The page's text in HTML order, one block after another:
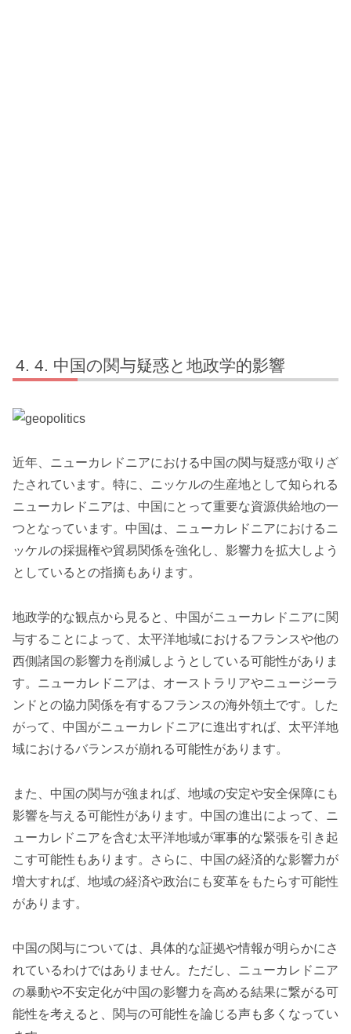
4. 中国の関与疑惑と地政学的影響
近年、ニューカレドニアにおける中国の関与疑惑が取りざ
たされています。特に、ニッケルの生産地として知られる
ニューカレドニアは、中国にとって重要な資源供給地の一
つとなっています。中国は、ニューカレドニアにおけるニ
ッケルの採掘権や貿易関係を強化し、影響力を拡大しよう
としているとの指摘もあります。
地政学的な観点から見ると、中国がニューカレドニアに関
与することによって、太平洋地域におけるフランスや他の
西側諸国の影響力を削減しようとしている可能性がありま
す。ニューカレドニアは、オーストラリアやニュージーラ
ンドとの協力関係を有するフランスの海外領土です。した
がって、中国がニューカレドニアに進出すれば、太平洋地
域におけるバランスが崩れる可能性があります。
また、中国の関与が強まれば、地域の安定や安全保障にも
影響を与える可能性があります。中国の進出によって、ニ
ューカレドニアを含む太平洋地域が軍事的な緊張を引き起
こす可能性もあります。さらに、中国の経済的な影響力が
増大すれば、地域の経済や政治にも変革をもたらす可能性
があります。
中国の関与については、具体的な証拠や情報が明らかにさ
れているわけではありません。ただし、ニューカレドニア
の暴動や不安定化が中国の影響力を高める結果に繋がる可
能性を考えると、関与の可能性を論じる声も多くなってい